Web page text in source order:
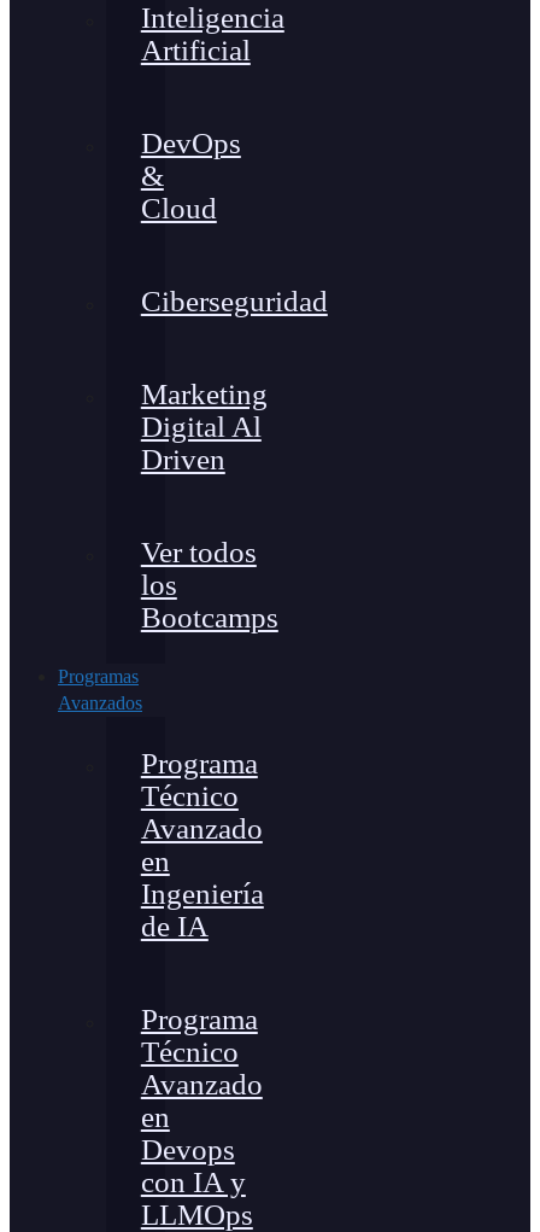
Inteligencia
Artificial
DevOps
&
Cloud
Ciberseguridad
Marketing
Digital Al
Driven
Ver todos
los
Bootcamps
Programas
Avanzados
Programa
Técnico
Avanzado
en
Ingeniería
de IA
Programa
Técnico
Avanzado
en
Devops
con IA y
LLMOps